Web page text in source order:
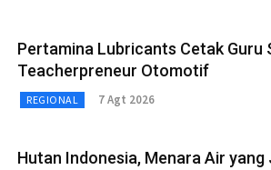
Pertamina Lubricants Cetak Guru
Teacherpreneur Otomotif
REGIONAL 7 Agt 2026
Hutan Indonesia, Menara Air yang